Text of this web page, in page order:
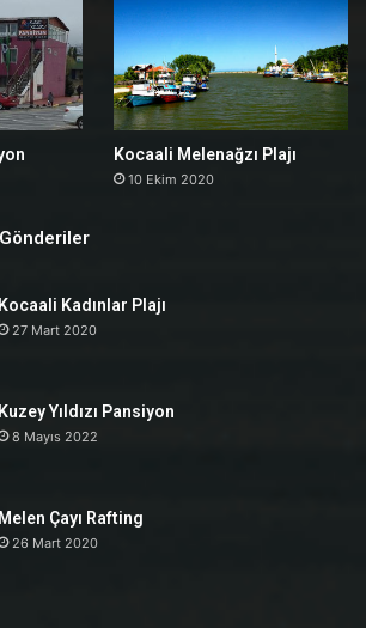
Kocaali Melenağzı Plajı
10 Ekim 2020
Kocaali Kadınlar Plajı
27 Mart 2020
Kuzey Yıldızı Pansiyon
8 Mayıs 2022
Melen Çayı Rafting
26 Mart 2020